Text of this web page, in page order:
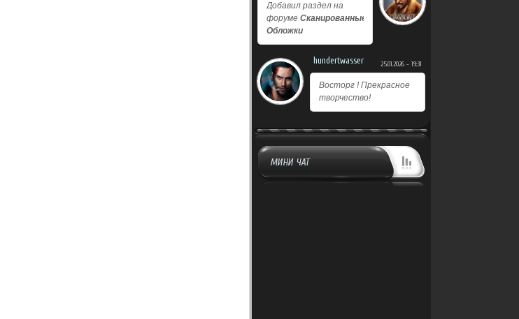
Добавил раздел на
форуме Сканированные
Обложки
hundertwasser 25.01.2026 - 19:31
Восторг ! Прекрасное
творчество!
МИНИ ЧАТ